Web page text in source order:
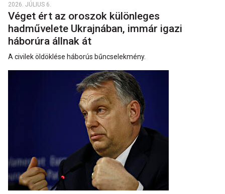
2026. JÚLIUS 6.
Véget ért az oroszok különleges
hadművelete Ukrajnában, immár igazi
háborúra állnak át
A civilek öldöklése háborús bűncselekmény.